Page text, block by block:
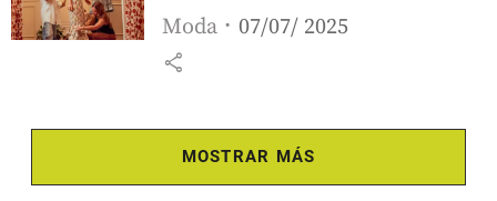
Moda 07/07/ 2025
share
MOSTRAR MÁS